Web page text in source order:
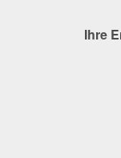
Ihre